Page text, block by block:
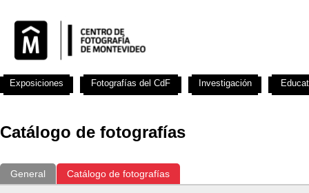
Catálogo de fotografías
General Catálogo de fotografías
Exposiciones Fotografías del CdF Investigación